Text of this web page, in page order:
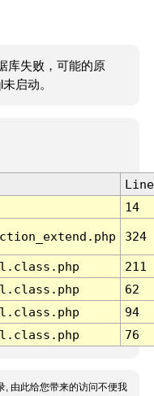
库失败，可能的原
启动。
Line
14
324
211
62
94
76
, 由此给您带来的访问不便我